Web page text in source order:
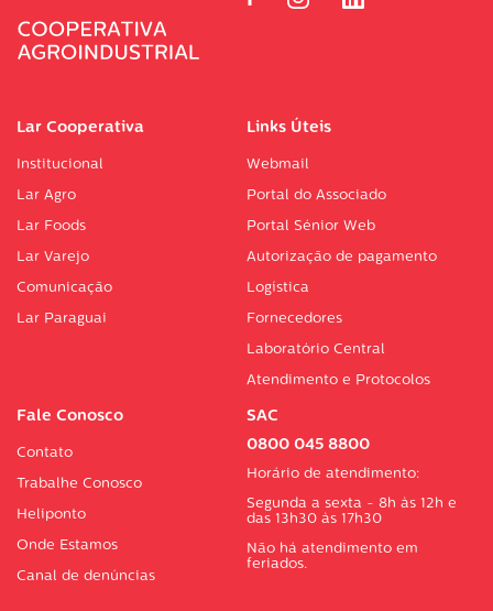
Lar Cooperativa
Institucional
Lar Agro
Lar Foods
Lar Varejo
Comunicação
Lar Paraguai
Links Úteis
Webmail
Portal do Associado
Portal Sénior Web
Autorização de pagamento
Logística
Fornecedores
Laboratório Central
Atendimento e Protocolos
Fale Conosco
Contato
Trabalhe Conosco
Heliponto
Onde Estamos
Canal de denúncias
SAC
0800 045 8800
Horário de atendimento:
Segunda a sexta - 8h às 12h e
das 13h30 às 17h30
Não há atendimento em
feriados.